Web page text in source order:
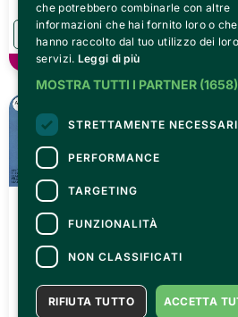
Music
Teatro Cardinal
Massaia 2026/27 -
Teatro Prosa Dialettale
Teatro Cardinal Massaia,
Torino
Tickets from13.54€
che potrebbero combinarle con altre
informazioni che hai fornito loro o che
hanno raccolto dal tuo utilizzo dei loro
servizi. Leggi di più
MOSTRA TUTTI I PARTNER
STRETTAMENTE NECESSARI
PERFORMANCE
TARGETING
FUNZIONALITÀ
NON CLASSIFICATI
ACCETTA
RIFIUTA TUTTO